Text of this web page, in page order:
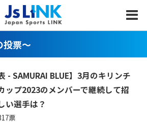
投票～
- SAMURAI BLUE】3月のキリンチ
ップ2023のメンバーで継続して招
い選手は？
票